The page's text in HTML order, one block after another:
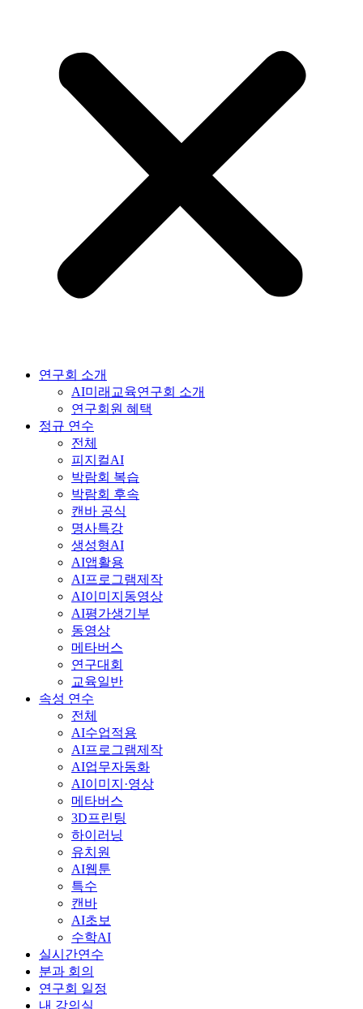
연구회 소개
AI미래교육연구회 소개
연구회원 혜택
정규 연수
전체
피지컬AI
박람회 복습
박람회 후속
캔바 공식
명사특강
생성형AI
AI앱활용
AI프로그램제작
AI이미지동영상
AI평가생기부
동영상
메타버스
연구대회
교육일반
속성 연수
전체
AI수업적용
AI프로그램제작
AI업무자동화
AI이미지·영상
메타버스
3D프린팅
하이러닝
유치원
AI웹툰
특수
캔바
AI초보
수학AI
실시간연수
분과 회의
연구회 일정
내 강의실